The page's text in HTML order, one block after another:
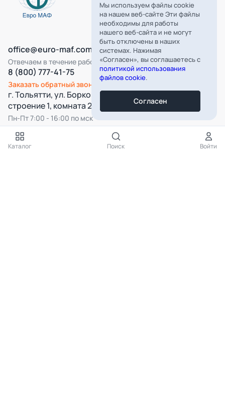
Все категории
Каталог Поиск Войти
office@euro-maf.com
Отвечаем в течение рабочего дня
8 (800) 777-41-75
Заказать обратный звонок
г. Тольятти, ул. Борковская, д. 16,
строение 1, комната 22
Пн-Пт 7:00 - 16:00 по мск
Подпишитесь на нашу рассылку
Мы используем файлы cookie
на нашем веб-сайте Эти файлы
необходимы для работы
нашего веб-сайта и не могут
быть отключены в наших
системах. Нажимая
«Согласен», вы соглашаетесь с
политикой использования
файлов cookie.
Согласен